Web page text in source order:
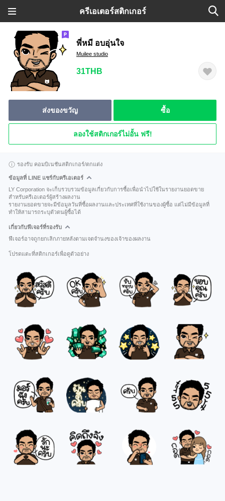
ครีเอเตอร์สติกเกอร์
พี่หมี อบอุ่นใจ
Muilee studio
31THB
ส่งของขวัญ ซื้อ
ลองใช้สติกเกอร์ไม่อั้น ฟรี!
รองรับ คอมบิเนชันสติกเกอร์/ตกแต่ง
ข้อมูลที่ LINE แชร์กับครีเอเตอร์
LY Corporation จะเก็บรวบรวมข้อมูลเกี่ยวกับการซื้อเพื่อนำไปใช้ในรายงานยอดขาย
สำหรับครีเอเตอร์ผู้สร้างผลงาน
รายงานยอดขายจะมีข้อมูลวันที่ซื้อผลงานและประเทศที่ใช้งานของผู้ซื้อ แต่ไม่มีข้อมูลที่
ทำให้สามารถระบุตัวตนผู้ซื้อได้
เกี่ยวกับฟีเจอร์ที่รองรับ
ฟีเจอร์อาจถูกยกเลิกภายหลังตามเจตจำนงของเจ้าของผลงาน
โปรดแตะที่สติกเกอร์เพื่อดูตัวอย่าง